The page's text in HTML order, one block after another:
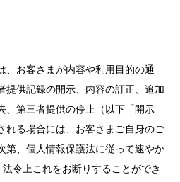
、お客さまが内容や利用目的の通
提供記録の開示、内容の訂正、追加
、第三者提供の停止（以下「開示
れる場合には、お客さまご自身のご
第、個人情報保護法に従って速やか
令上これをお断りすることができ